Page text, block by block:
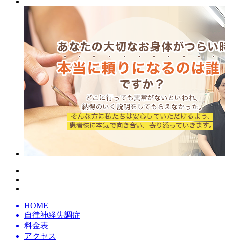
HOME
自律神経失調症
料金表
アクセス